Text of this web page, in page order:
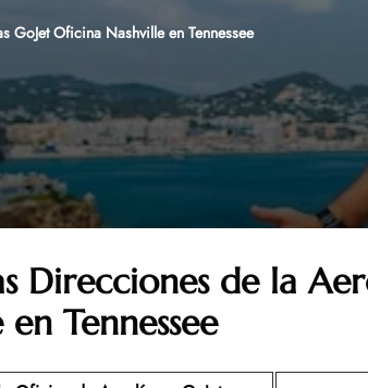
GoJet Oficina Nashville en Tennessee
Direcciones de la
Tennessee